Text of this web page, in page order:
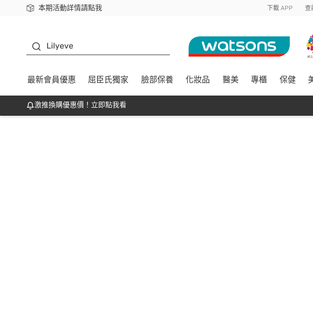
本期活動詳情請點我
下載app最高回饋$350 下載 APP 查
Lilyeve
最新會員優惠 屈臣氏獨家 臉部保養 化妝品 醫美 專櫃 保健
激推換購優惠價！立即點我看